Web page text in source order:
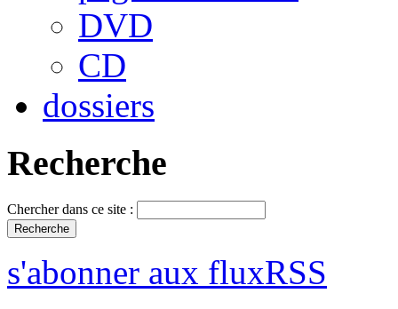
DVD
CD
dossiers
Recherche
Chercher dans ce site :
s'abonner aux fluxRSS